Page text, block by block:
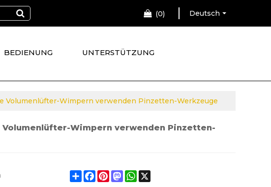
0 Deutsch
BEDIENUNG UNTERSTÜTZUNG
Volumenlüfter-Wimpern verwenden Pinzetten-Werkzeuge
Wimpern verwenden Pinzetten-
ShareFacebook
Pinterest
Mastodon
WhatsApp
X